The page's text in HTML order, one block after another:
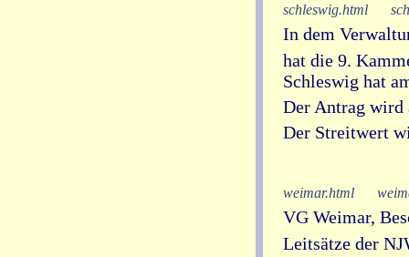
schleswig.html
In dem
hat die 9.
Schleswig hat
Der Antrag
Der Streitwert
weimar.html
VG Weimar,
Leitsätze der